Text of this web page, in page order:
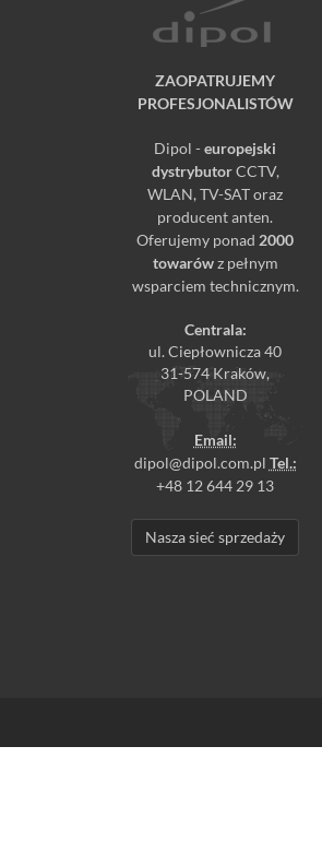
ZAOPATRUJEMY
PROFESJONALISTÓW
Dipol - europejski
dystrybutorCCTV,
WLAN, TV-SAT oraz
producent anten.
Oferujemy ponad 2000
towarówz pełnym
wsparciem technicznym.
Centrala:
ul. Ciepłownicza 40
31-574 Kraków,
POLAND
Email:
dipol@dipol.com.pl Tel.:
+48 12 644 29 13
Nasza sieć sprzedaży